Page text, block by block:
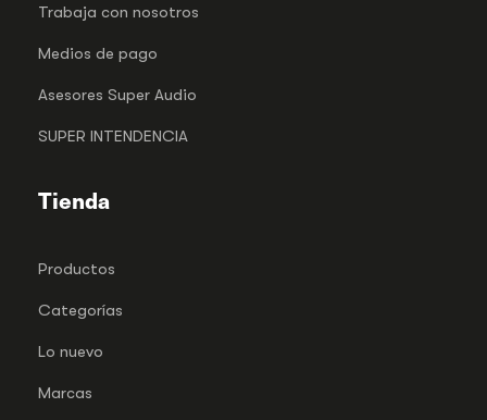
Trabaja con nosotros
Medios de pago
Asesores Super Audio
SUPER INTENDENCIA
Tienda
Productos
Categorías
Lo nuevo
Marcas